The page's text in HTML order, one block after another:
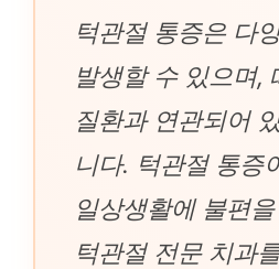
턱관절 통증은 다
발생할 수 있으며,
질환과 연관되어
니다. 턱관절 통증
일상생활에 불편
턱관절 전문 치과